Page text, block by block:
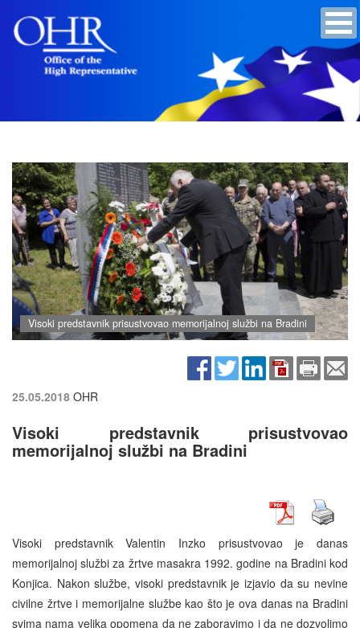
Visoki predstavnik prisustvovao memorijalnoj službi na Bradini
25.05.2018 OHR
Visoki predstavnik prisustvovao
memorijalnoj službi na Bradini
Visoki predstavnik Valentin Inzko prisustvovao je danas
memorijalnoj službi za žrtve masakra 1992. godine na Bradini kod
Konjica. Nakon službe, visoki predstavnik je izjavio da su nevine
civilne žrtve i memorijalne službe kao što je ova danas na Bradini
svima nama velika opomena da ne zaboravimo i da ne dozvolimo